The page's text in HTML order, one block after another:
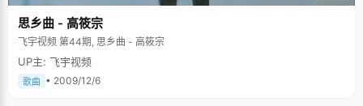
思乡曲 - 高筱宗
飞宇视频 第44期, 思乡曲 - 高筱宗
UP主: 飞宇视频
歌曲 • 2009/12/6